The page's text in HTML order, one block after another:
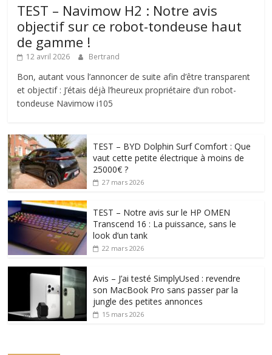
TEST – Navimow H2 : Notre avis
objectif sur ce robot-tondeuse haut
de gamme !
12 avril 2026 Bertrand
Bon, autant vous l’annoncer de suite afin d’être transparent
et objectif : J’étais déjà l’heureux propriétaire d’un robot-
tondeuse Navimow i105
TEST – BYD Dolphin Surf Comfort : Que
vaut cette petite électrique à moins de
25000€ ?
27 mars 2026
TEST – Notre avis sur le HP OMEN
Transcend 16 : La puissance, sans le
look d’un tank
22 mars 2026
Avis – J’ai testé SimplyUsed : revendre
son MacBook Pro sans passer par la
jungle des petites annonces
15 mars 2026